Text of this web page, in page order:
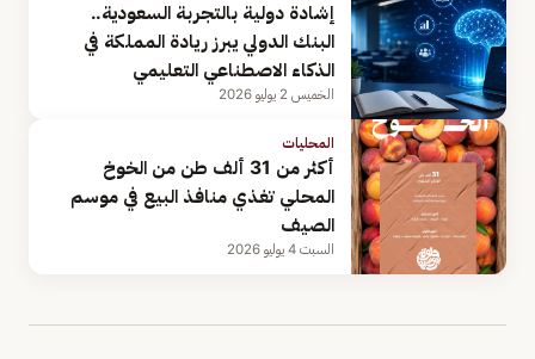
إشادة دولية بالتجربة السعودية..
البنك الدولي يبرز ريادة المملكة في
الذكاء الاصطناعي التعليمي
الخميس 2 يوليو 2026
المحليات
أكثر من 31 ألف طن من الخوخ
المحلي تغذي منافذ البيع في موسم
الصيف
السبت 4 يوليو 2026